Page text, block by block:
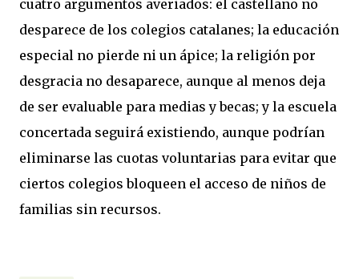
cuatro argumentos averiados: el castellano no
desparece de los colegios catalanes; la educación
especial no pierde ni un ápice; la religión por
desgracia no desaparece, aunque al menos deja
de ser evaluable para medias y becas; y la escuela
concertada seguirá existiendo, aunque podrían
eliminarse las cuotas voluntarias para evitar que
ciertos colegios bloqueen el acceso de niños de
familias sin recursos.